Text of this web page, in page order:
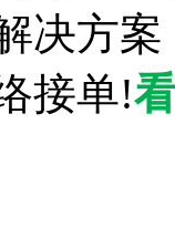
决方
接单!